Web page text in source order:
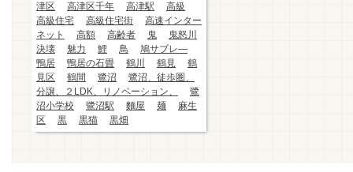
津区
高津区千年 高津駅
高級
高級住宅
高級住宅街
高速インター
ネット
高額 高齢者 鬼
鬼怒川
決壊
魅力 鯉 鳥
鳩サブレ―
鴨居
鴨居の石畳 鶴川 鶴見
鶴
見区
鶴間 鷺沼
鷺沼、徒歩圏、
分譲、２LDK、リノベーション、
鷺
沼小学校
鷺沼駅 麵屋 麺
麻生
区
黒 黒猫 黒畑